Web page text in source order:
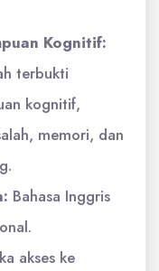
Kognitif:
terbukti
kognitif,
memori, dan
Bahasa Inggris
akses ke